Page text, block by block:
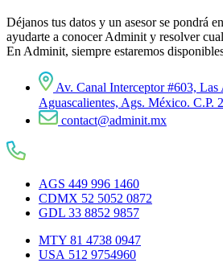
Déjanos tus datos y un asesor se pondrá
ayudarte a conocer Adminit y resolver
En Adminit, siempre estaremos
Av. Canal Interceptor #603, Las
Aguascalientes, Ags. México. C.P.
contact@adminit.mx
AGS 449 996 1460
CDMX 52 5052 0872
GDL 33 8852 9857
MTY 81 4738 0947
USA 512 9754960